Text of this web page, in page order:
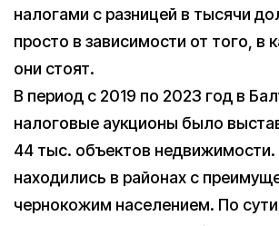
налогами с разницей в тысячи
просто в зависимости от того, в
они стоят.
В период с 2019 по 2023 год в
налоговые аукционы было
44 тыс. объектов недвижимости.
находились в районах с
чернокожим населением. По